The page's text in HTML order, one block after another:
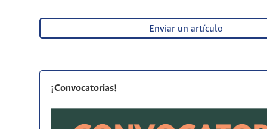
Enviar un artículo
¡Convocatorias!